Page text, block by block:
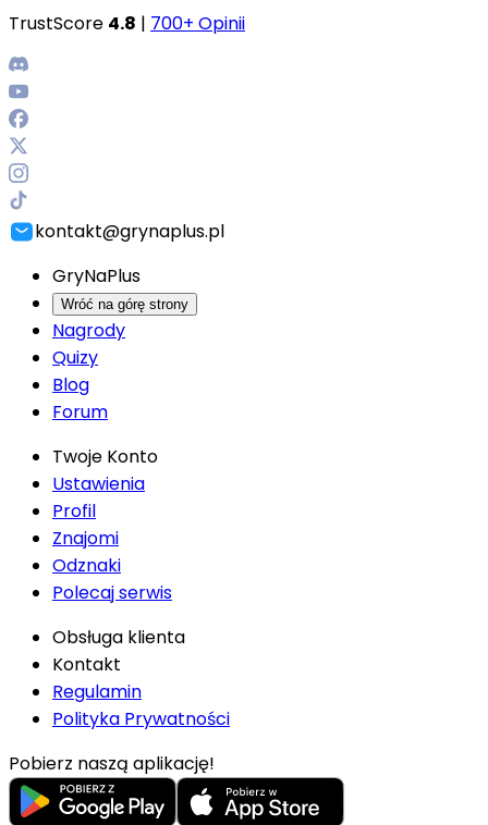
TrustScore 4.8 | 700+ Opinii
kontakt@grynaplus.pl
GryNaPlus
Wróć na górę strony
Nagrody
Quizy
Blog
Forum
Twoje Konto
Ustawienia
Profil
Znajomi
Odznaki
Polecaj serwis
Obsługa klienta
Kontakt
Regulamin
Polityka Prywatności
Pobierz naszą aplikację!